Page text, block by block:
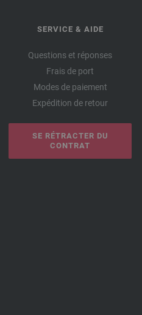
SERVICE & AIDE
Questions et réponses
Frais de port
Modes de paiement
Expédition de retour
SE RÉTRACTER DU
CONTRAT